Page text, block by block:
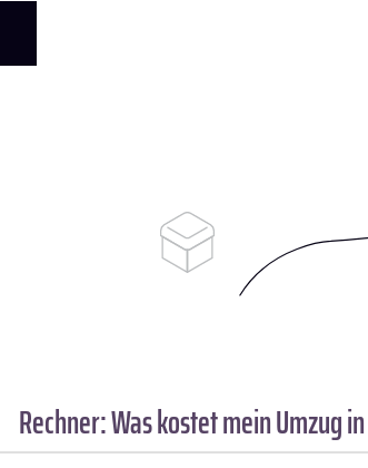
Rechner: Was kostet mein Umzug